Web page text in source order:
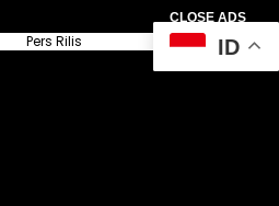
CLOSE ADS
ID